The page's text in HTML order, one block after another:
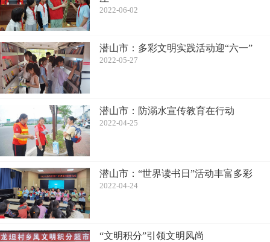
2022-06-02
潜山市：多彩文明实践活动迎“六一”
2022-05-27
潜山市：防溺水宣传教育在行动
2022-04-25
潜山市：“世界读书日”活动丰富多彩
2022-04-24
“文明积分”引领文明风尚